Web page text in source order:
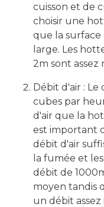
cuisson et de
choisir une
que la surface
large. Les
2m sont assez
Débit d'air :
cubes par
d'air que la
est important
débit d'air
la fumée et
débit de
moyen tandis
un débit